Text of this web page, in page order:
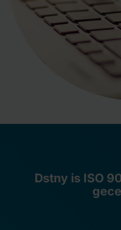
Dstny is ISO